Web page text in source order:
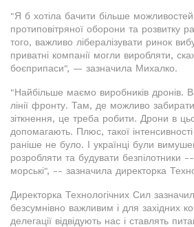
"Я б хотіла бачити більше
протиповітряної оборони та розвитку
того, важливо лібералізувати ринок
приватні компанії могли виробляти,
боєприпаси", — зазначила Михалко.
"Найбільше маємо виробників дронів.
лінії фронту. Там, де можливо
зіткнення, це треба робити. Дрони в
допомагають. Плюс, такої інтенсивності
раніше не було. І українці були
розробляти та будувати безпілотники --
морські", -- зазначила директорка
Директорка Технологічних Сил
безсумнівно важливим і для західних
делегації відвідують нас і ставлять